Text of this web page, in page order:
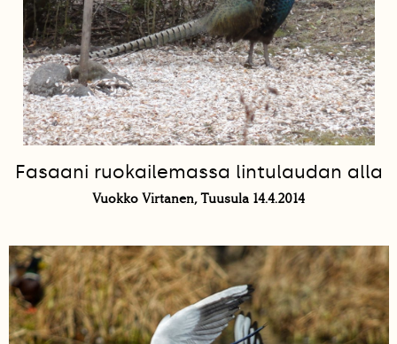
Fasaani ruokailemassa lintulaudan alla
Vuokko Virtanen, Tuusula 14.4.2014